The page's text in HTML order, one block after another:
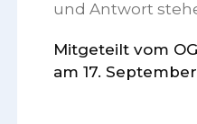
und Antwort
Mitgeteilt vom
am 17.